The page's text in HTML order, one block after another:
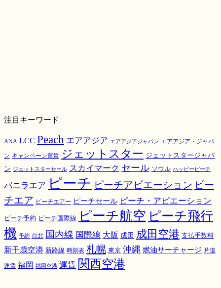
注目キーワード
ANA LCC Peach エアアジア エアアジアジャパン エアアジア・ジャパ
ン キャンペーン運賃 ジェットスター ジェットスタージャパ
ン ジェットスターセール スカイマーク セール ソウル ハッピーピーチ
バニラエア ピーチ ピーチアビエーション ピー
チエア ピーチエアー ピーチセール ピーチ・アビエーション
ピーチ予約 ピーチ国際線 ピーチ航空 ピーチ飛行
機 予約 台北 国内線 国際線 大阪 成田 成田空港 支払手数料
新千歳空港 新路線 時刻表 札幌 東京 沖縄 燃油サーチャージ 片道
運賃 福岡 福岡空港 運賃 関西空港